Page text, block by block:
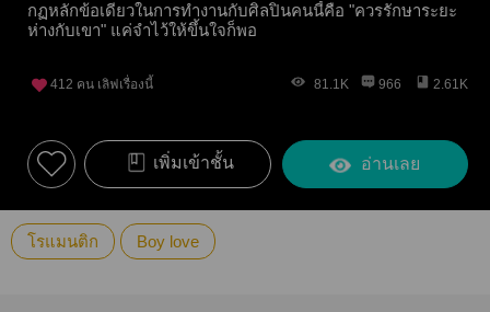
กฏหลักข้อเดียวในการทำงานกับศิลปินคนนี้คือ "ควรรักษาระยะ
ห่างกับเขา" แค่จำไว้ให้ขึ้นใจก็พอ
412 คน เลิฟเรื่องนี้ 81.1K 966 2.61K
เพิ่มเข้าชั้น อ่านเลย
โรแมนติก Boy love